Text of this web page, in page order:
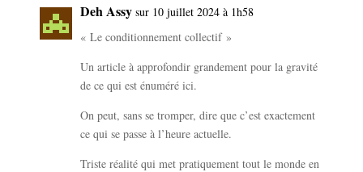
Deh Assy sur 10 juillet 2024 à 1h58
« Le conditionnement collectif »
Un article à approfondir grandement pour la gravité
de ce qui est énuméré ici.
On peut, sans se tromper, dire que c’est exactement
ce qui se passe à l’heure actuelle.
Triste réalité qui met pratiquement tout le monde en